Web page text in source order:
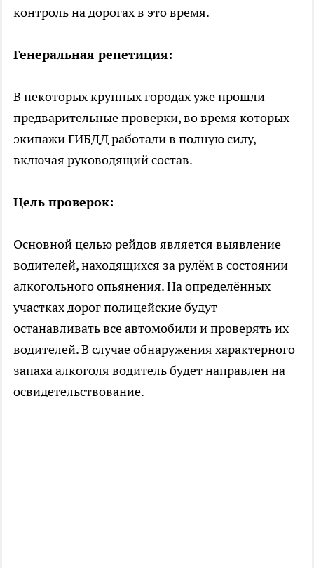
контроль на дорогах в это время.
Генеральная репетиция:
В некоторых крупных городах уже прошли
предварительные проверки, во время которых
экипажи ГИБДД работали в полную силу,
включая руководящий состав.
Цель проверок:
Основной целью рейдов является выявление
водителей, находящихся за рулём в состоянии
алкогольного опьянения. На определённых
участках дорог полицейские будут
останавливать все автомобили и проверять их
водителей. В случае обнаружения характерного
запаха алкоголя водитель будет направлен на
освидетельствование.